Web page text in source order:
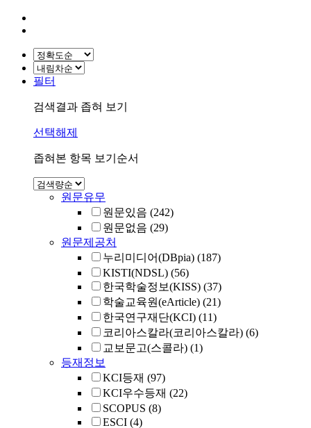
필터
검색결과 좁혀 보기
선택해제
좁혀본 항목 보기순서
원문유무
원문있음 (242)
원문없음 (29)
원문제공처
누리미디어(DBpia) (187)
KISTI(NDSL) (56)
한국학술정보(KISS) (37)
학술교육원(eArticle) (21)
한국연구재단(KCI) (11)
코리아스칼라(코리아스칼라) (6)
교보문고(스콜라) (1)
등재정보
KCI등재 (97)
KCI우수등재 (22)
SCOPUS (8)
ESCI (4)